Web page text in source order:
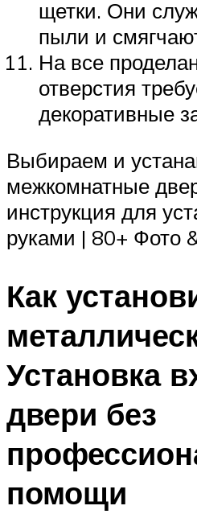
щетки. Они
пыли и
На все
отверстия
декоративные
Выбираем и
межкомнатные
инструкция для
руками | 80+ Фото
Как
Установка
двери без
помощи